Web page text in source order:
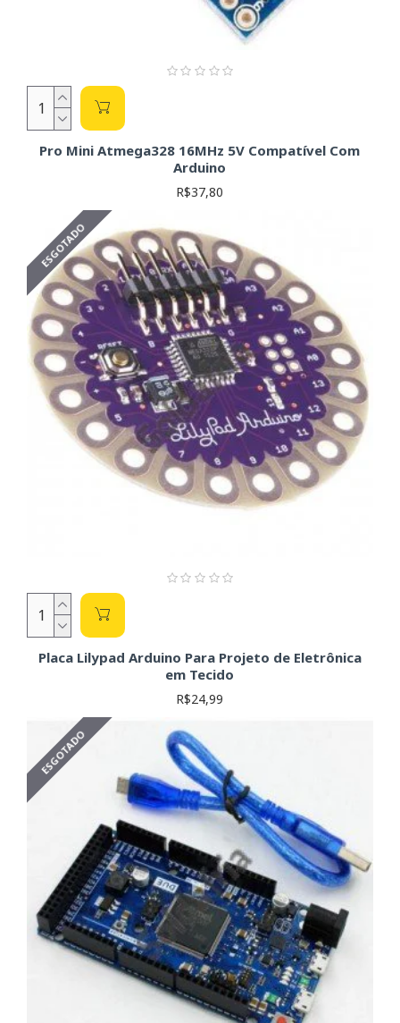
Pro Mini Atmega328 16MHz 5V Compatível Com
Arduino
R$37,80
ESGOTADO
Placa Lilypad Arduino Para Projeto de Eletrônica
em Tecido
R$24,99
ESGOTADO